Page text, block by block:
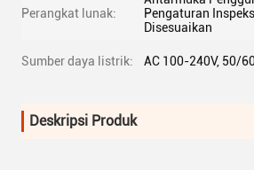
Perangkat lunak:
Pengaturan
Disesuaikan
Sumber daya listrik: AC 100-240V, 50/
Deskripsi Produk